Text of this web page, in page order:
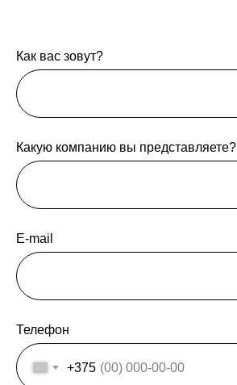
Как вас зовут?
Какую компанию вы представляете?
E-mail
Телефон
+375